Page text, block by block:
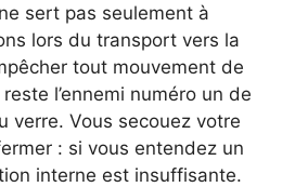
sert pas seulement à
lors du transport vers la
tout mouvement de
reste l’ennemi numéro un de
verre. Vous secouez votre
: si vous entendez un
interne est insuffisante.